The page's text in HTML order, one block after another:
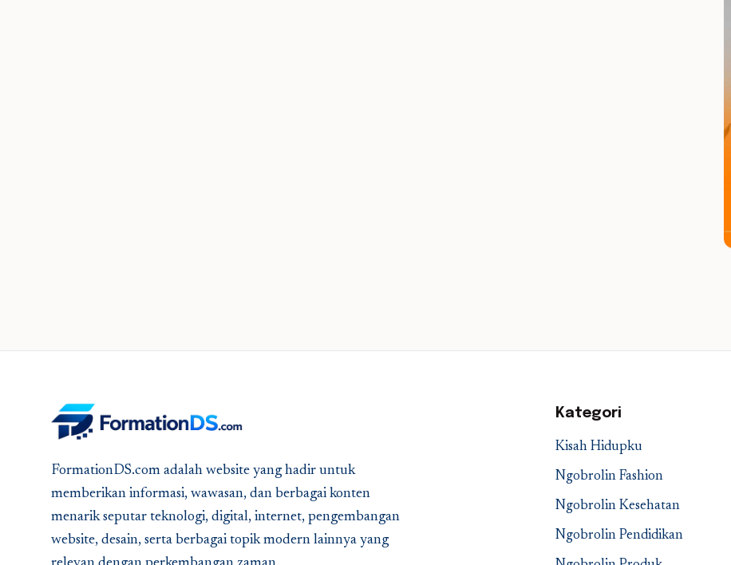
FormationDS.com adalah website yang hadir untuk
memberikan informasi, wawasan, dan berbagai konten
menarik seputar teknologi, digital, internet, pengembangan
website, desain, serta berbagai topik modern lainnya yang
Kategori
Kisah Hidupku
Ngobrolin Fashion
Ngobrolin Kesehatan
Ngobrolin Pendidikan